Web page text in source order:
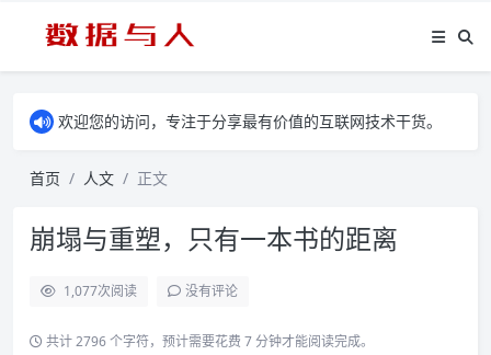
欢迎您的访问，专注于分享最有价值的互联网技术干货。
首页 人文 正文
崩塌与重塑，只有一本书的距离
1,077次阅读 没有评论
共计 2796 个字符，预计需要花费 7 分钟才能阅读完成。